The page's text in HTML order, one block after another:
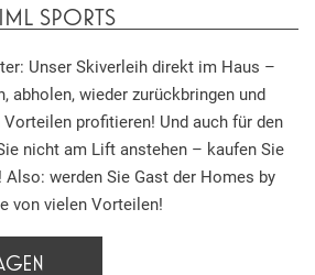
SPORTS
Unser Skiverleih direkt im Haus –
abholen, wieder zurückbringen und
profitieren! Und auch für den
nicht am Lift anstehen – kaufen Sie
werden Sie Gast der Homes by
von vielen Vorteilen!